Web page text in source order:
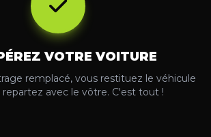
VOTRE VOITURE
remplacé, vous restituez le véhicule
avec le vôtre. C'est tout !